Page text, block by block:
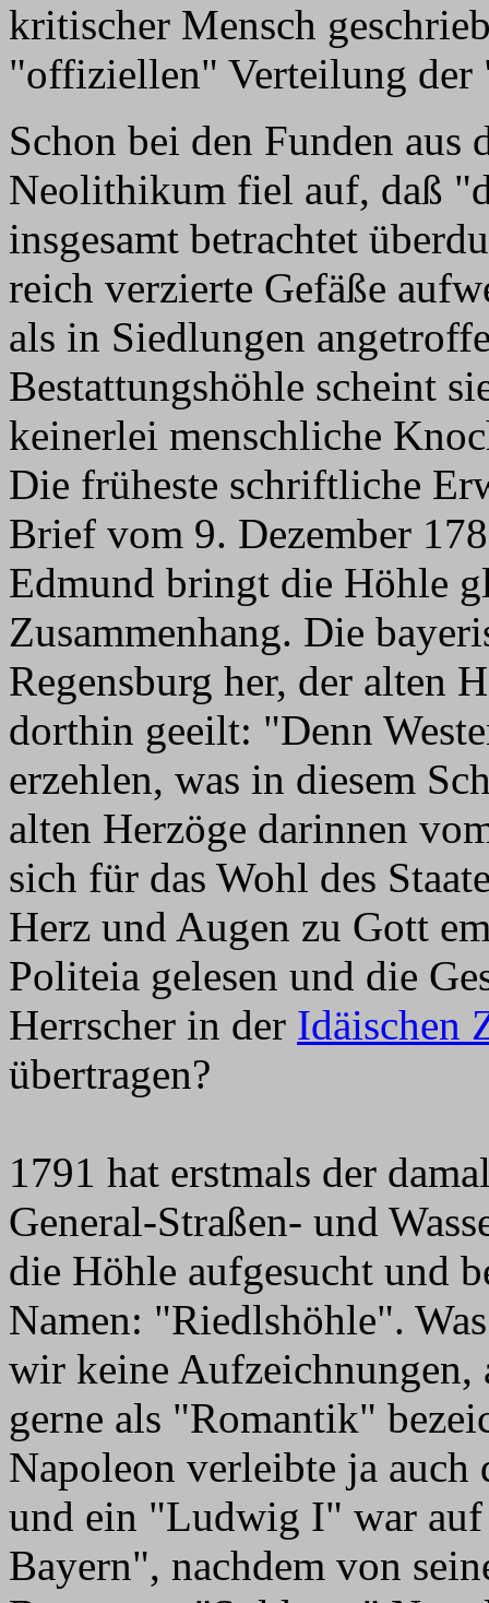
kritischer Mensch
"offiziellen" Verteilung der
Schon bei den Funden aus
Neolithikum fiel auf, daß
insgesamt betrachtet
reich verzierte Gefäße
als in Siedlungen
Bestattungshöhle scheint
keinerlei menschliche
Die früheste schriftliche
Brief vom 9. Dezember
Edmund bringt die Höhle
Zusammenhang. Die
Regensburg her, der alten
dorthin geeilt: "Denn
erzehlen, was in diesem
alten Herzöge darinnen
sich für das Wohl des
Herz und Augen zu Gott
Politeia gelesen und die
Herrscher in der Idäischen
übertragen?
1791 hat erstmals der
General-Straßen- und
die Höhle aufgesucht und
Namen: "Riedlshöhle".
wir keine Aufzeichnungen,
gerne als "Romantik"
Napoleon verleibte ja auch
und ein "Ludwig I" war
Bayern", nachdem von